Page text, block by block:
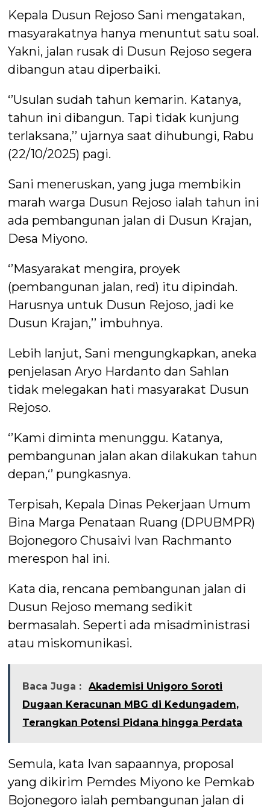
Kepala Dusun Rejoso Sani mengatakan,
masyarakatnya hanya menuntut satu soal.
Yakni, jalan rusak di Dusun Rejoso segera
dibangun atau diperbaiki.
‘’Usulan sudah tahun kemarin. Katanya,
tahun ini dibangun. Tapi tidak kunjung
terlaksana,’’ ujarnya saat dihubungi, Rabu
(22/10/2025) pagi.
Sani meneruskan, yang juga membikin
marah warga Dusun Rejoso ialah tahun ini
ada pembangunan jalan di Dusun Krajan,
Desa Miyono.
‘’Masyarakat mengira, proyek
(pembangunan jalan, red) itu dipindah.
Harusnya untuk Dusun Rejoso, jadi ke
Dusun Krajan,’’ imbuhnya.
Lebih lanjut, Sani mengungkapkan, aneka
penjelasan Aryo Hardanto dan Sahlan
tidak melegakan hati masyarakat Dusun
Rejoso.
‘’Kami diminta menunggu. Katanya,
pembangunan jalan akan dilakukan tahun
depan,‘’ pungkasnya.
Terpisah, Kepala Dinas Pekerjaan Umum
Bina Marga Penataan Ruang (DPUBMPR)
Bojonegoro Chusaivi Ivan Rachmanto
merespon hal ini.
Kata dia, rencana pembangunan jalan di
Dusun Rejoso memang sedikit
bermasalah. Seperti ada misadministrasi
atau miskomunikasi.
Baca Juga :
Akademisi Unigoro Soroti
Dugaan Keracunan MBG di Kedungadem,
Terangkan Potensi Pidana hingga Perdata
Semula, kata Ivan sapaannya, proposal
yang dikirim Pemdes Miyono ke Pemkab
Bojonegoro ialah pembangunan jalan di